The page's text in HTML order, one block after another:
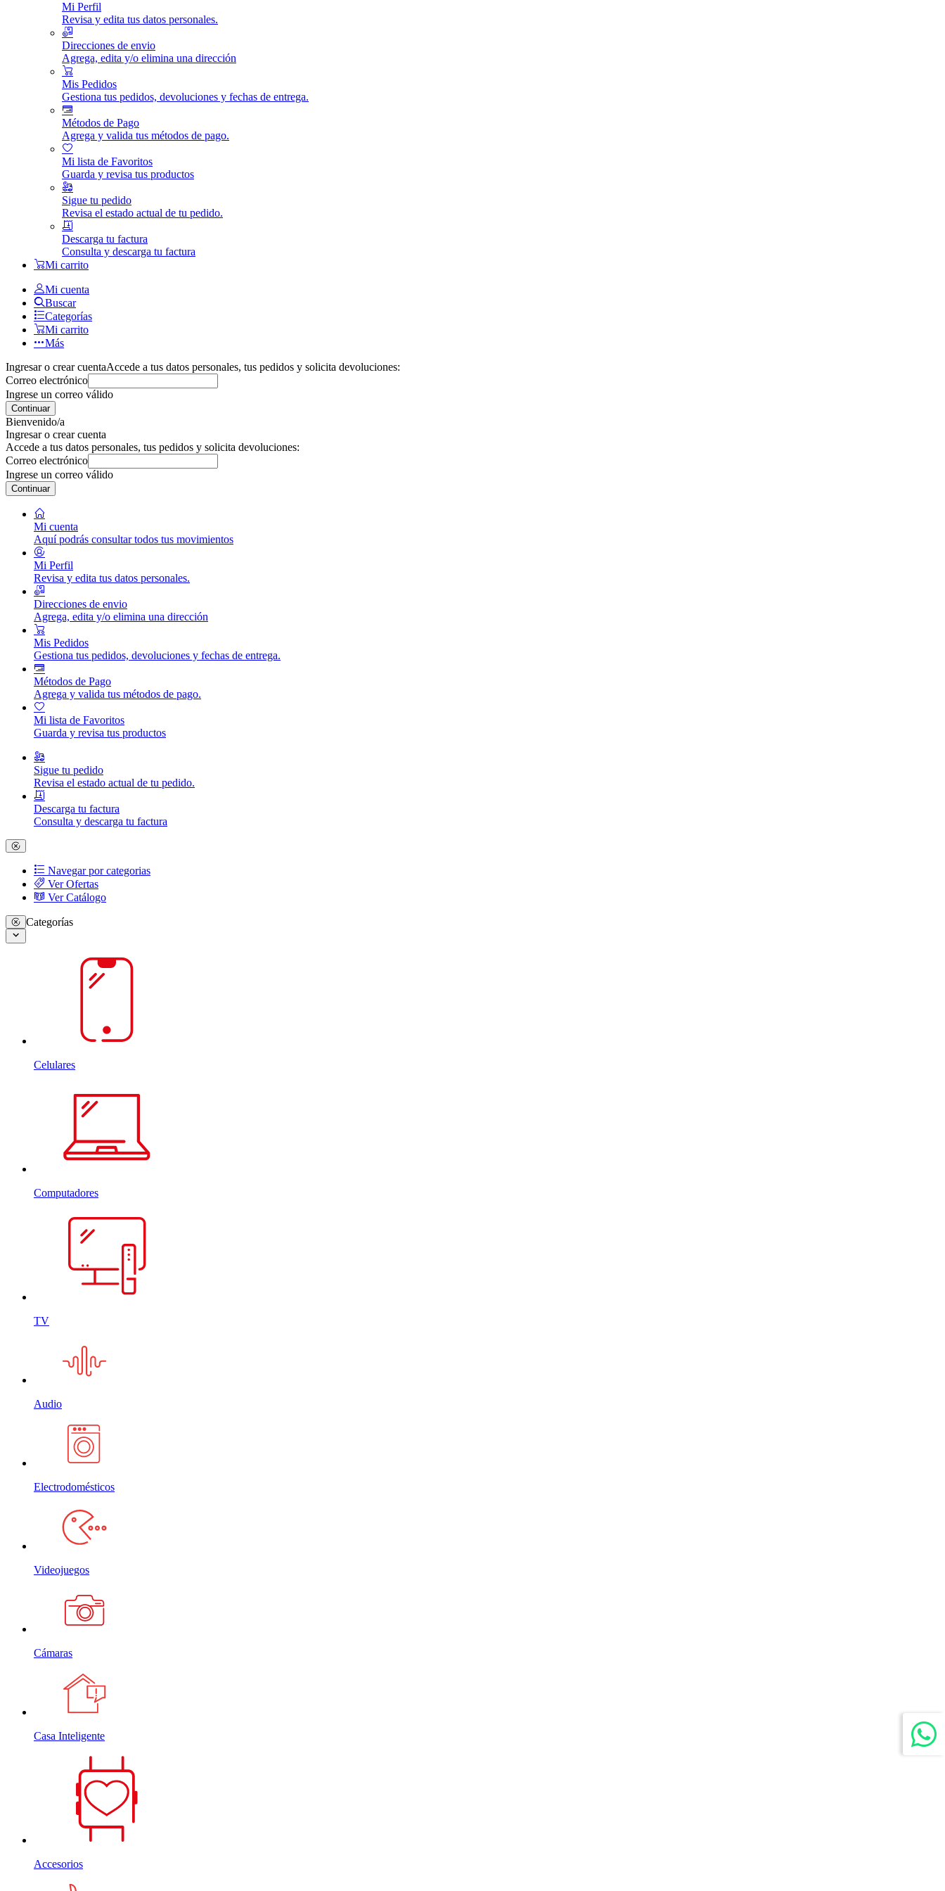
Mi Perfil
Revisa y edita tus datos personales.
Direcciones de envio
Agrega, edita y/o elimina una dirección
Mis Pedidos
Gestiona tus pedidos, devoluciones y fechas de entrega.
Métodos de Pago
Agrega y valida tus métodos de pago.
Mi lista de Favoritos
Guarda y revisa tus productos
Sigue tu pedido
Revisa el estado actual de tu pedido.
Descarga tu factura
Consulta y descarga tu factura
Mi carrito
Mi cuenta
Buscar
Categorías
Mi carrito
Más
Ingresar o crear cuentaAccede a tus datos personales, tus pedidos y solicita devoluciones:
Correo electrónico
Ingrese un correo válido
Continuar
Bienvenido/a
Ingresar o crear cuenta
Accede a tus datos personales, tus pedidos y solicita devoluciones:
Correo electrónico
Ingrese un correo válido
Continuar
Mi cuenta
Aquí podrás consultar todos tus movimientos
Mi Perfil
Revisa y edita tus datos personales.
Direcciones de envio
Agrega, edita y/o elimina una dirección
Mis Pedidos
Gestiona tus pedidos, devoluciones y fechas de entrega.
Métodos de Pago
Agrega y valida tus métodos de pago.
Mi lista de Favoritos
Guarda y revisa tus productos
Sigue tu pedido
Revisa el estado actual de tu pedido.
Descarga tu factura
Consulta y descarga tu factura
Navegar por categorias
Ver Ofertas
Ver Catálogo
Categorías
Celulares
Computadores
TV
Audio
Electrodomésticos
Videojuegos
Cámaras
Casa Inteligente
Accesorios